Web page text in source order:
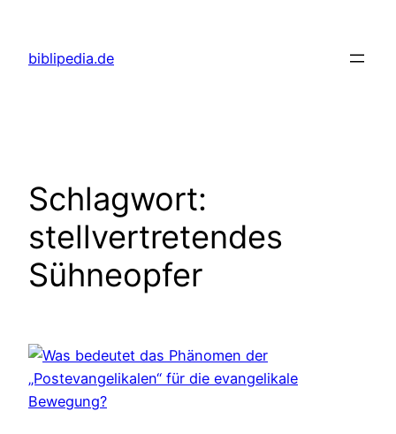
springen
biblipedia.de
Schlagwort:
stellvertretendes
Sühneopfer